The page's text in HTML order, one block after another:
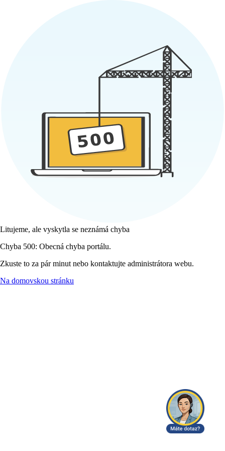
Litujeme, ale vyskytla se neznámá chyba
Chyba 500: Obecná chyba portálu.
Zkuste to za pár minut nebo kontaktujte administrátora webu.
Na domovskou stránku